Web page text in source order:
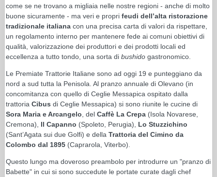
come se ne trovano a migliaia nelle nostre regioni - anche di molto
buone sicuramente - ma veri e propri feudi dell’alta ristorazione
tradizionale italiana con una precisa carta di valori da rispettare,
un regolamento interno per mantenere fede ai comuni obiettivi di
qualità, valorizzazione dei produttori e dei prodotti locali ed
eccellenza a tutto tondo, una sorta di bushido gastronomico.
Le Premiate Trattorie Italiane sono ad oggi 19 e punteggiano da
nord a sud tutta la Penisola. Al pranzo annuale di Olevano (in
concomitanza con quello di Ceglie Messapica ospitato dalla
trattoria Cibus di Ceglie Messapica) si sono riunite le cucine di
Sora Maria e Arcangelo , del Caffè La Crepa (Isola Novarese,
Cremona), Il Capanno (Spoleto, Perugia), Lo Stuzzichino
(Sant’Agata sui due Golfi) e della Trattoria del Cimino da
Colombo dal 1895 (Caprarola, Viterbo).
Questo lungo ma doveroso preambolo per introdurre un "pranzo di
Babette" in cui si sono succedute le portate curate dagli chef